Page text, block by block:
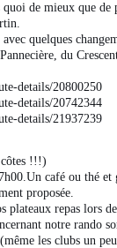
quoi de mieux que
quelques
du
details/20800250
details/20742344
details/21937239
!!!)
café ou thé
proposée.
plateaux repas lors
notre rando
les clubs un